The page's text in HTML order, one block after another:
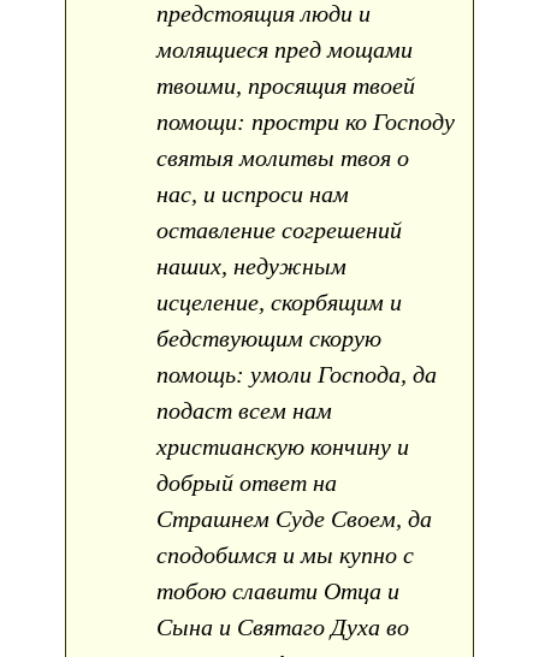
предстоящия люди и
молящиеся пред мощами
твоими, просящия твоей
помощи: простри ко Господу
святыя молитвы твоя о
нас, и испроси нам
оставление согрешений
наших, недужным
исцеление, скорбящим и
бедствующим скорую
помощь: умоли Господа, да
подаст всем нам
христианскую кончину и
добрый ответ на
Страшнем Суде Своем, да
сподобимся и мы купно с
тобою славити Отца и
Сына и Святаго Духа во